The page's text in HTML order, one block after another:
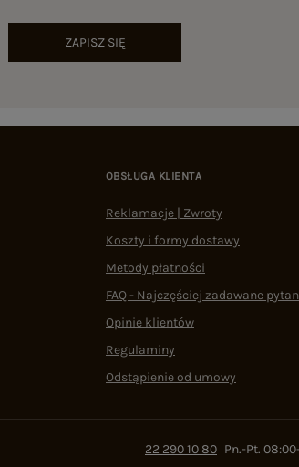
ZAPISZ SIĘ
OBSŁUGA KLIENTA
Reklamacje | Zwroty
Koszty i formy dostawy
Metody płatności
FAQ - Najczęściej zadawane
Opinie klientów
Regulaminy
Odstąpienie od umowy
22 290 10 80 Pn.-Pt.